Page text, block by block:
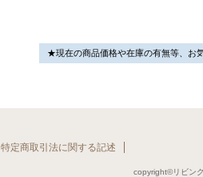
★現在の商品価格や在庫の有無等、お
copyright©リビン
特定商取引法に関する記述